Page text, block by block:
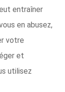
entraîner
en abusez,
votre
et
utilisez